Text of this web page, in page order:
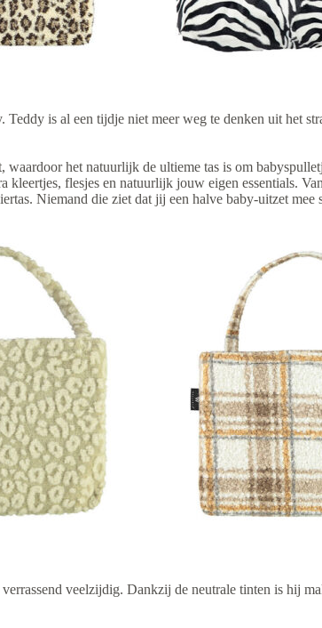
is al een tijdje niet meer weg te denken uit het
het natuurlijk de ultieme tas is om
kleertjes, flesjes en natuurlijk jouw eigen essentials.
Niemand die ziet dat jij een halve baby-uitzet mee
veelzijdig. Dankzij de neutrale tinten is hij